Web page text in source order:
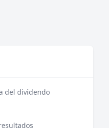
del dividendo